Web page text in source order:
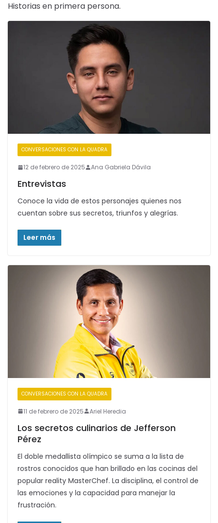
Historias en primera persona.
CONVERSACIONES CON LA QUADRA
12 de febrero de 2025 Ana Gabriela Dávila
Entrevistas
Conoce la vida de estos personajes quienes nos
cuentan sobre sus secretos, triunfos y alegrías.
Leer más
CONVERSACIONES CON LA QUADRA
11 de febrero de 2025 Ariel Heredia
Los secretos culinarios de Jefferson
Pérez
El doble medallista olímpico se suma a la lista de
rostros conocidos que han brillado en las cocinas del
popular reality MasterChef. La disciplina, el control de
las emociones y la capacidad para manejar la
frustración.